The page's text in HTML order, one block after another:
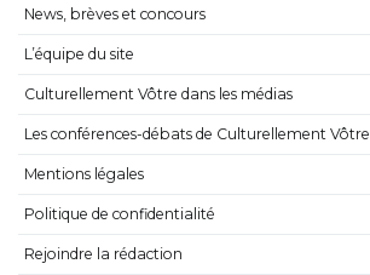
News, brèves et concours
L’équipe du site
Culturellement Vôtre dans les médias
Les conférences-débats de Culturellement Vôtre
Mentions légales
Politique de confidentialité
Rejoindre la rédaction